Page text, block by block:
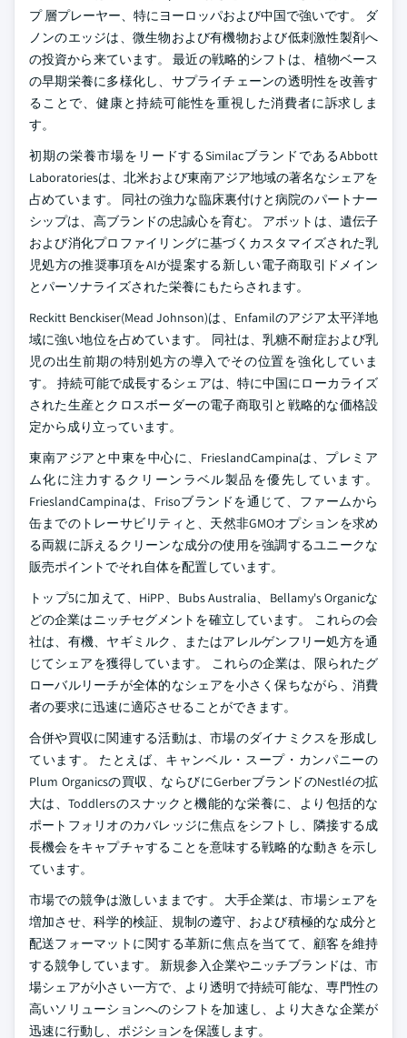
プ 層プレーヤー、特にヨーロッパおよび中国で強いです。 ダ
ノンのエッジは、微生物および有機物および低刺激性製剤へ
の投資から来ています。 最近の戦略的シフトは、植物ベース
の早期栄養に多様化し、サプライチェーンの透明性を改善す
ることで、健康と持続可能性を重視した消費者に訴求しま
す。
初期の栄養市場をリードするSimilacブランドであるAbbott
Laboratoriesは、北米および東南アジア地域の著名なシェアを
占めています。 同社の強力な臨床裏付けと病院のパートナー
シップは、高ブランドの忠誠心を育む。 アボットは、遺伝子
および消化プロファイリングに基づくカスタマイズされた乳
児処方の推奨事項をAIが提案する新しい電子商取引ドメイン
とパーソナライズされた栄養にもたらされます。
Reckitt Benckiser(Mead Johnson)は、Enfamilのアジア太平洋地
域に強い地位を占めています。 同社は、乳糖不耐症および乳
児の出生前期の特別処方の導入でその位置を強化していま
す。 持続可能で成長するシェアは、特に中国にローカライズ
された生産とクロスボーダーの電子商取引と戦略的な価格設
定から成り立っています。
東南アジアと中東を中心に、FrieslandCampinaは、プレミア
ム化に注力するクリーンラベル製品を優先しています。
FrieslandCampinaは、Frisoブランドを通じて、ファームから
缶までのトレーサビリティと、天然非GMOオプションを求め
る両親に訴えるクリーンな成分の使用を強調するユニークな
販売ポイントでそれ自体を配置しています。
トップ5に加えて、HiPP、Bubs Australia、Bellamy's Organicな
どの企業はニッチセグメントを確立しています。 これらの会
社は、有機、ヤギミルク、またはアレルゲンフリー処方を通
じてシェアを獲得しています。 これらの企業は、限られたグ
ローバルリーチが全体的なシェアを小さく保ちながら、消費
者の要求に迅速に適応させることができます。
合併や買収に関連する活動は、市場のダイナミクスを形成し
ています。 たとえば、キャンベル・スープ・カンパニーの
Plum Organicsの買収、ならびにGerberブランドのNestléの拡
大は、Toddlersのスナックと機能的な栄養に、より包括的な
ポートフォリオのカバレッジに焦点をシフトし、隣接する成
長機会をキャプチャすることを意味する戦略的な動きを示し
ています。
市場での競争は激しいままです。 大手企業は、市場シェアを
増加させ、科学的検証、規制の遵守、および積極的な成分と
配送フォーマットに関する革新に焦点を当てて、顧客を維持
する競争しています。 新規参入企業やニッチブランドは、市
場シェアが小さい一方で、より透明で持続可能な、専門性の
高いソリューションへのシフトを加速し、より大きな企業が
迅速に行動し、ポジションを保護します。